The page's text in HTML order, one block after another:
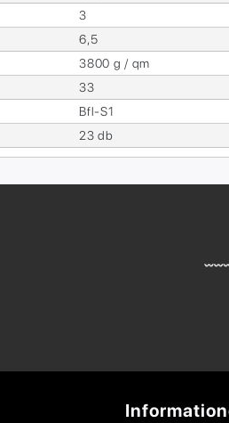
3
6,5
3800 g / qm
33
Bfl-S1
23 db